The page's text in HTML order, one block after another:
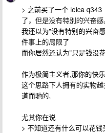
> 之前买了一个 leica
了，但是没有特别的兴奋感
我还以为"没有特别的兴奋
件事上的局限了
而你居然还认为"只是钱没
作为极简主义者,那你的快
这个思路下人拥有的实物
道而驰的,
尤其你在说
> 不知道还有什么可以花